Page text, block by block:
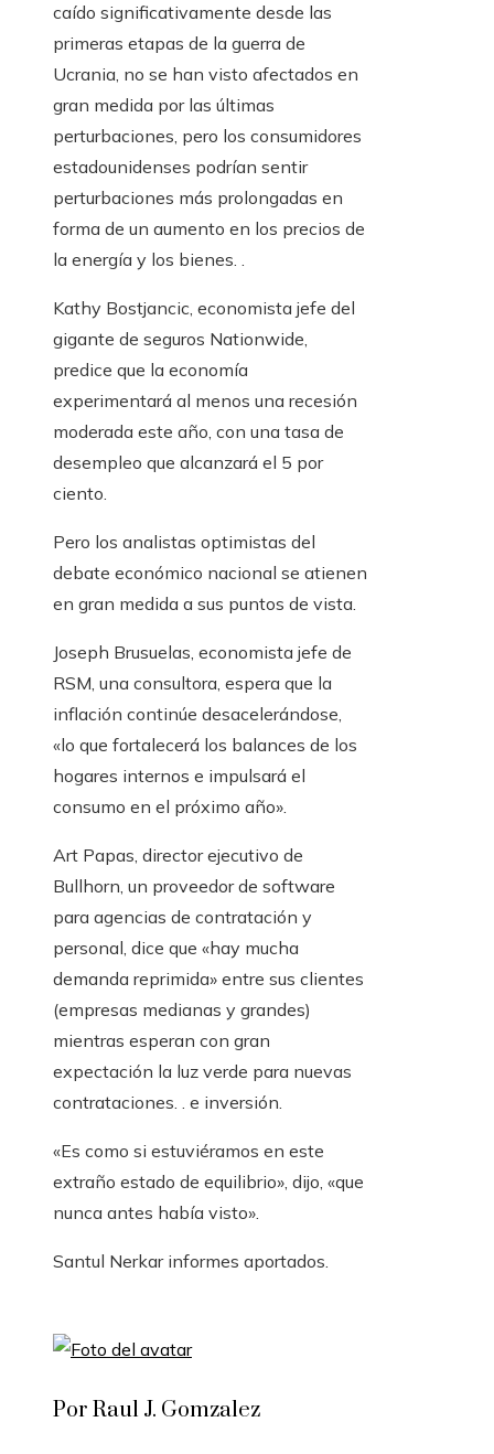
caído significativamente desde las
primeras etapas de la guerra de
Ucrania, no se han visto afectados en
gran medida por las últimas
perturbaciones, pero los consumidores
estadounidenses podrían sentir
perturbaciones más prolongadas en
forma de un aumento en los precios de
la energía y los bienes. .
Kathy Bostjancic, economista jefe del
gigante de seguros Nationwide,
predice que la economía
experimentará al menos una recesión
moderada este año, con una tasa de
desempleo que alcanzará el 5 por
ciento.
Pero los analistas optimistas del
debate económico nacional se atienen
en gran medida a sus puntos de vista.
Joseph Brusuelas, economista jefe de
RSM, una consultora, espera que la
inflación continúe desacelerándose,
«lo que fortalecerá los balances de los
hogares internos e impulsará el
consumo en el próximo año».
Art Papas, director ejecutivo de
Bullhorn, un proveedor de software
para agencias de contratación y
personal, dice que «hay mucha
demanda reprimida» entre sus clientes
(empresas medianas y grandes)
mientras esperan con gran
expectación la luz verde para nuevas
contrataciones. . e inversión.
«Es como si estuviéramos en este
extraño estado de equilibrio», dijo, «que
nunca antes había visto».
Santul Nerkarinformes aportados.
Por Raul J. Gomzalez